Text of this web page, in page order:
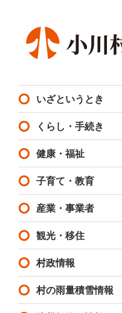
いざというとき
くらし・手続き
健康・福祉
子育て・教育
産業・事業者
観光・移住
村政情報
村の雨量積雪情報